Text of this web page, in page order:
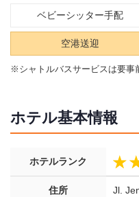
ベビーシッター手配
空港送迎
※シャトルバスサービスは要事
ホテル基本情報
ホテルランク
住所 Jl.